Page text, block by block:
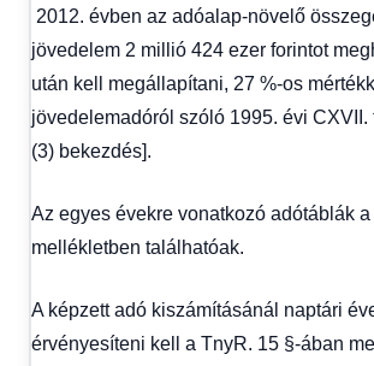
2012. évben az adóalap-növelő
jövedelem 2 millió 424 ezer forintot
után kell megállapítani, 27 %-os
jövedelemadóról szóló 1995. évi CXVII.
(3) bekezdés].
Az egyes évekre vonatkozó adótáblák a
mellékletben találhatóak.
A képzett adó kiszámításánál naptári
érvényesíteni kell a TnyR. 15 §-ában